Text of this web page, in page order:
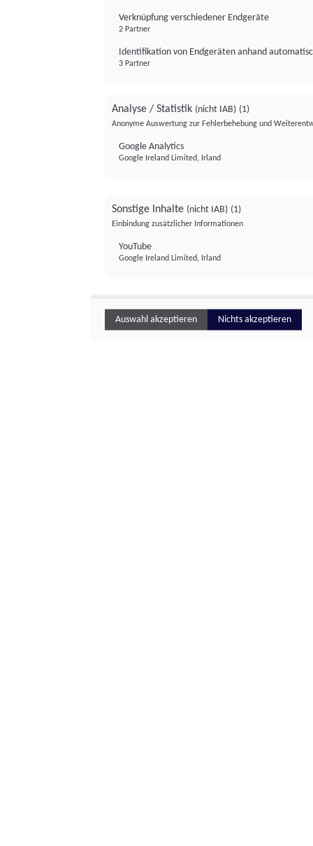
Verknüpfung verschiedener Endgeräte
2 Partner
Identifikation von Endgeräten anhand
3 Partner
Analyse / Statistik (nicht IAB) (1)
Anonyme Auswertung zur Fehlerbehebung und
Google Analytics
Google Ireland Limited, Irland
Sonstige Inhalte (nicht IAB) (1)
Einbindung zusätzlicher Informationen
YouTube
Google Ireland Limited, Irland
Auswahl akzeptieren Nichts akzeptieren